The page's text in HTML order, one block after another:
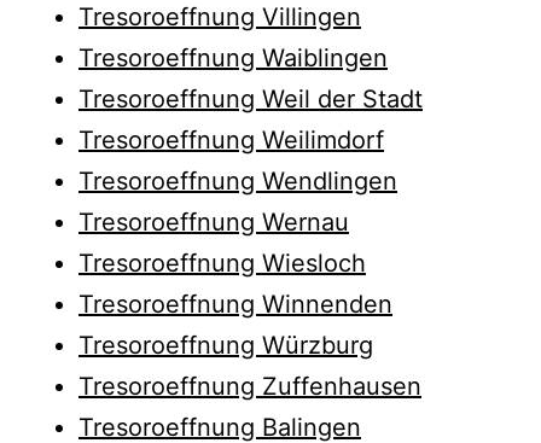
Tresoroeffnung Villingen
Tresoroeffnung Waiblingen
Tresoroeffnung Weil der Stadt
Tresoroeffnung Weilimdorf
Tresoroeffnung Wendlingen
Tresoroeffnung Wernau
Tresoroeffnung Wiesloch
Tresoroeffnung Winnenden
Tresoroeffnung Würzburg
Tresoroeffnung Zuffenhausen
Tresoroeffnung Balingen